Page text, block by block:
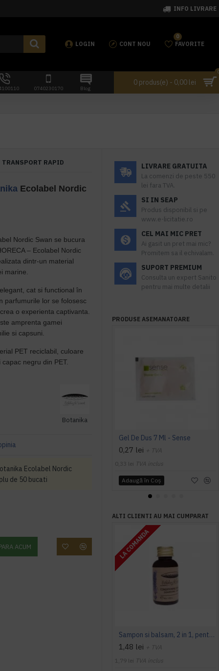
INFO LIVRARE
LOGIN CONT NOU FAVORITE
0
0740230170 Blog
0 produs(e) - 0,00 lei
TRANSPORT RAPID
Ecolabel Nordic
Nordic Swan se bucura
– Ecolabel Nordic
dintr-un material
marine.
cat si functional în
parfumurile lor se folosesc
o experienta captivanta.
amprenta gamei
si capsuni.
PET reciclabil, culoare
negru din PET.
Botanika
ACUM
Ecolabel Nordic
de 50 bucati
LIVRARE GRATUITA
La comenzi de peste 550
lei fara TVA.
SI IN SEAP
Produs disponibil si pe
www.e-licitatie.ro
CEL MAI MIC PRET
Ai gasit un pret mai mic?
Promitem sa il echivalam.
SUPORT PREMIUM
Consulta un expert Sanito
pentru mai multe detalii
PRODUSE ASEMANATOARE
Gel De Dus 7 Ml - Sense
0,27 lei + TVA
0,33 lei TVA inclus
Adaugă în Coş
ALTI CLIENTI AU MAI CUMPARAT
LA COMANDA
Sampon si balsam, 2 in 1, pentru uz hotelier - Botanika Lavanda, 40 ml
1,48 lei + TVA
1,79 lei TVA inclus